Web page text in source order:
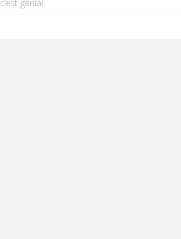
c’est génial